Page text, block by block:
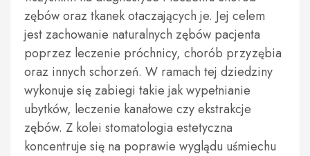
zębów oraz tkanek otaczających je. Jej celem
jest zachowanie naturalnych zębów pacjenta
poprzez leczenie próchnicy, chorób przyzębia
oraz innych schorzeń. W ramach tej dziedziny
wykonuje się zabiegi takie jak wypełnianie
ubytków, leczenie kanałowe czy ekstrakcje
zębów. Z kolei stomatologia estetyczna
koncentruje się na poprawie wyglądu uśmiechu